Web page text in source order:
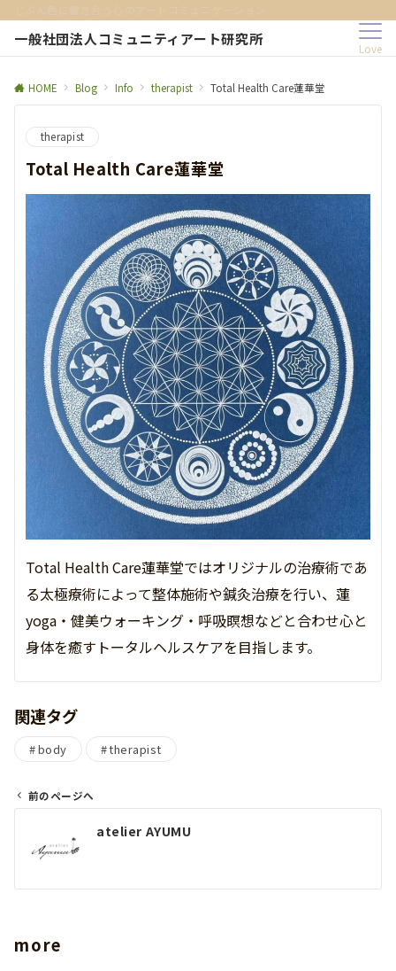
じぶん色に響き合う心のアートコミュニケーション
一般社団法人コミュニティアート研究所
Love
HOME Blog Info therapist Total Health Care蓮華堂
therapist
Total Health Care蓮華堂
Total Health Care蓮華堂ではオリジナルの治療術であ
る太極療術によって整体施術や鍼灸治療を行い、蓮
yoga・健美ウォーキング・呼吸瞑想などと合わせ心と
身体を癒すトータルヘルスケアを目指します。
関連タグ
body therapist
ビ
シ
前のページへ
atelier AYUMU
more